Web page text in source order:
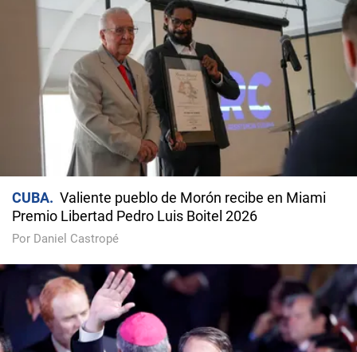
CUBA
Valiente pueblo de Morón recibe en Miami
Premio Libertad Pedro Luis Boitel 2026
Por Daniel Castropé